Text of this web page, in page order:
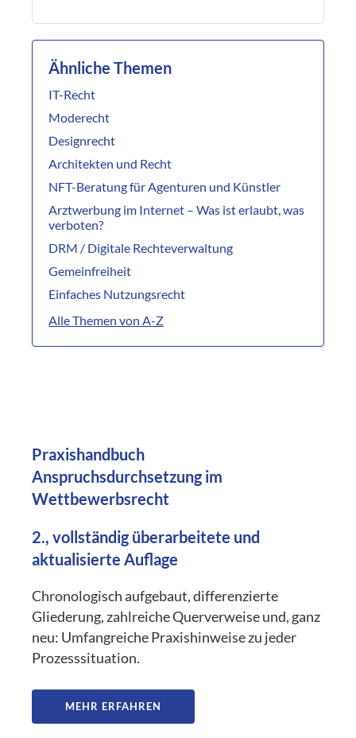
Ähnliche Themen
IT-Recht
Moderecht
Designrecht
Architekten und Recht
NFT-Beratung für Agenturen und Künstler
Arztwerbung im Internet – Was ist erlaubt, was
verboten?
DRM / Digitale Rechteverwaltung
Gemeinfreiheit
Einfaches Nutzungsrecht
Alle Themen von A-Z
Praxishandbuch
Anspruchsdurchsetzung im
Wettbewerbsrecht
2., vollständig überarbeitete und
aktualisierte Auflage
Chronologisch aufgebaut, differenzierte
Gliederung, zahlreiche Querverweise und, ganz
neu: Umfangreiche Praxishinweise zu jeder
Prozesssituation.
MEHR ERFAHREN